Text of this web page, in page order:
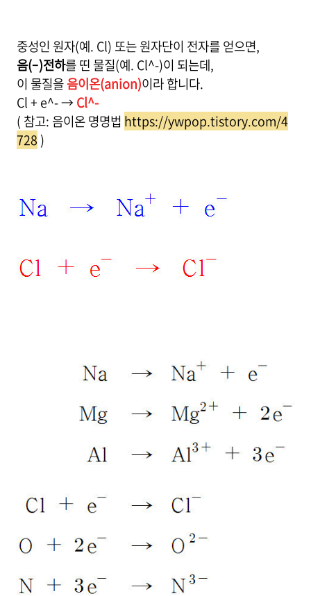
중성인 원자(예. Cl) 또는 원자단이 전자를 얻으면,
음(–)전하를 띤 물질(예. Cl^-)이 되는데,
이 물질을음이온(anion)이라 합니다.
Cl + e^- → Cl^-
( 참고: 음이온 명명법 https://ywpop.tistory.com/4
728 )